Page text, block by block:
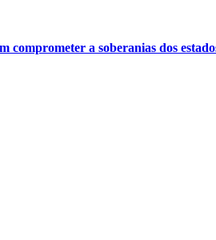
comprometer a soberanias dos